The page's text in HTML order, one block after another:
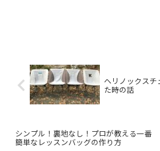
ヘリノックスチ
た時の話
シンプル！裏地なし！プロが教える一番
簡単なレッスンバッグの作り方